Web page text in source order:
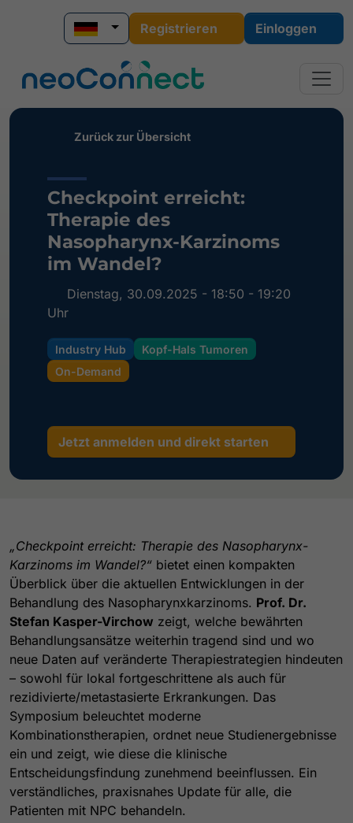
Registrieren Einloggen
Zurück zur Übersicht
Checkpoint erreicht:
Therapie des
Nasopharynx-Karzinoms
im Wandel?
Dienstag, 30.09.2025 - 18:50 - 19:20
Uhr
Industry Hub
Kopf-Hals Tumoren
On-Demand
Jetzt anmelden und direkt starten
„Checkpoint erreicht: Therapie des Nasopharynx-
Karzinoms im Wandel?“ bietet einen kompakten
Überblick über die aktuellen Entwicklungen in der
Behandlung des Nasopharynxkarzinoms. Prof. Dr.
Stefan Kasper-Virchow zeigt, welche bewährten
Behandlungsansätze weiterhin tragend sind und wo
neue Daten auf veränderte Therapiestrategien hindeuten
– sowohl für lokal fortgeschrittene als auch für
rezidivierte/metastasierte Erkrankungen. Das
Symposium beleuchtet moderne
Kombinationstherapien, ordnet neue Studienergebnisse
ein und zeigt, wie diese die klinische
Entscheidungsfindung zunehmend beeinflussen. Ein
verständliches, praxisnahes Update für alle, die
Patienten mit NPC behandeln.